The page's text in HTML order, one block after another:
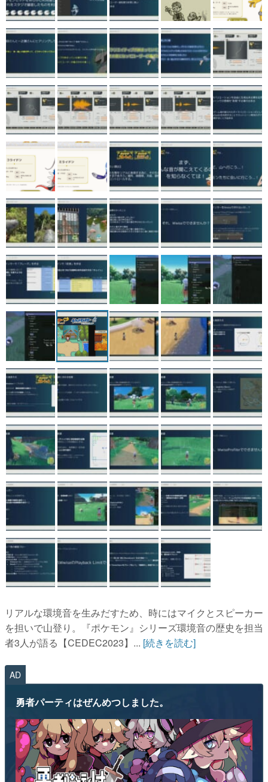
リアルな環境音を生みだすため、時にはマイクとスピーカー
を担いで山登り。『ポケモン』シリーズ環境音の歴史を担当
者3人が語る【CEDEC2023】... [続きを読む]
AD
勇者パーティはぜんめつしました。